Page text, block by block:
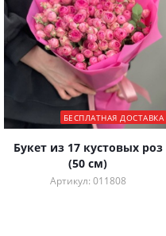
БЕСПЛАТНАЯ ДОСТАВКА
Букет из 17 кустовых роз
(50 см)
Артикул: 011808